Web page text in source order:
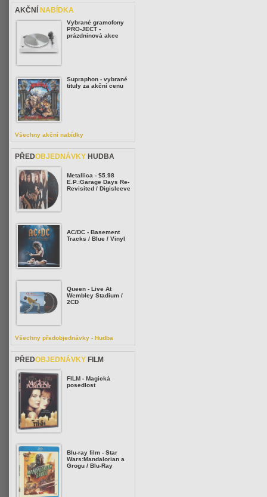
AKČNÍ NABÍDKA
Vybrané gramofony
PRO-JECT -
prázdninová akce
Supraphon - vybrané
tituly za akční cenu
Všechny akční nabídky
PŘEDOBJEDNÁVKY HUDBA
Metallica - $5.98
E.P.:Garage Days Re-
Revisited / Digisleeve
AC/DC - Basement
Tracks / Blue / Vinyl
Queen - Live At
Wembley Stadium /
2CD
Všechny předobjednávky - Hudba
PŘEDOBJEDNÁVKY FILM
FILM - Magická
posedlost
Blu-ray film - Star
Wars:Mandalorian a
Grogu / Blu-Ray